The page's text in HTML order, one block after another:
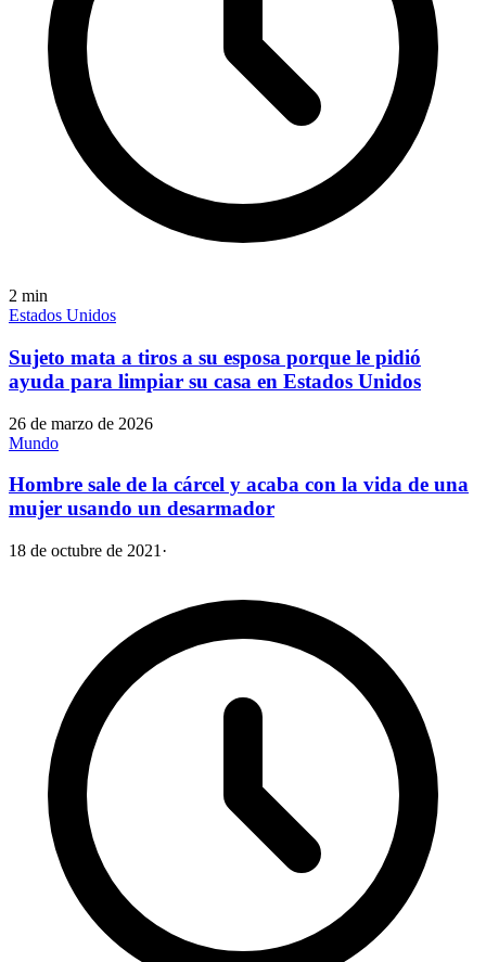
2 min
Estados Unidos
Sujeto mata a tiros a su esposa porque le pidió
ayuda para limpiar su casa en Estados Unidos
26 de marzo de 2026
Mundo
Hombre sale de la cárcel y acaba con la vida de una
mujer usando un desarmador
18 de octubre de 2021 ·